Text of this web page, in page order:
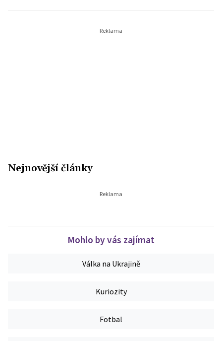
Nejnovější články
Mohlo by vás zajímat
Válka na Ukrajině
Kuriozity
Fotbal